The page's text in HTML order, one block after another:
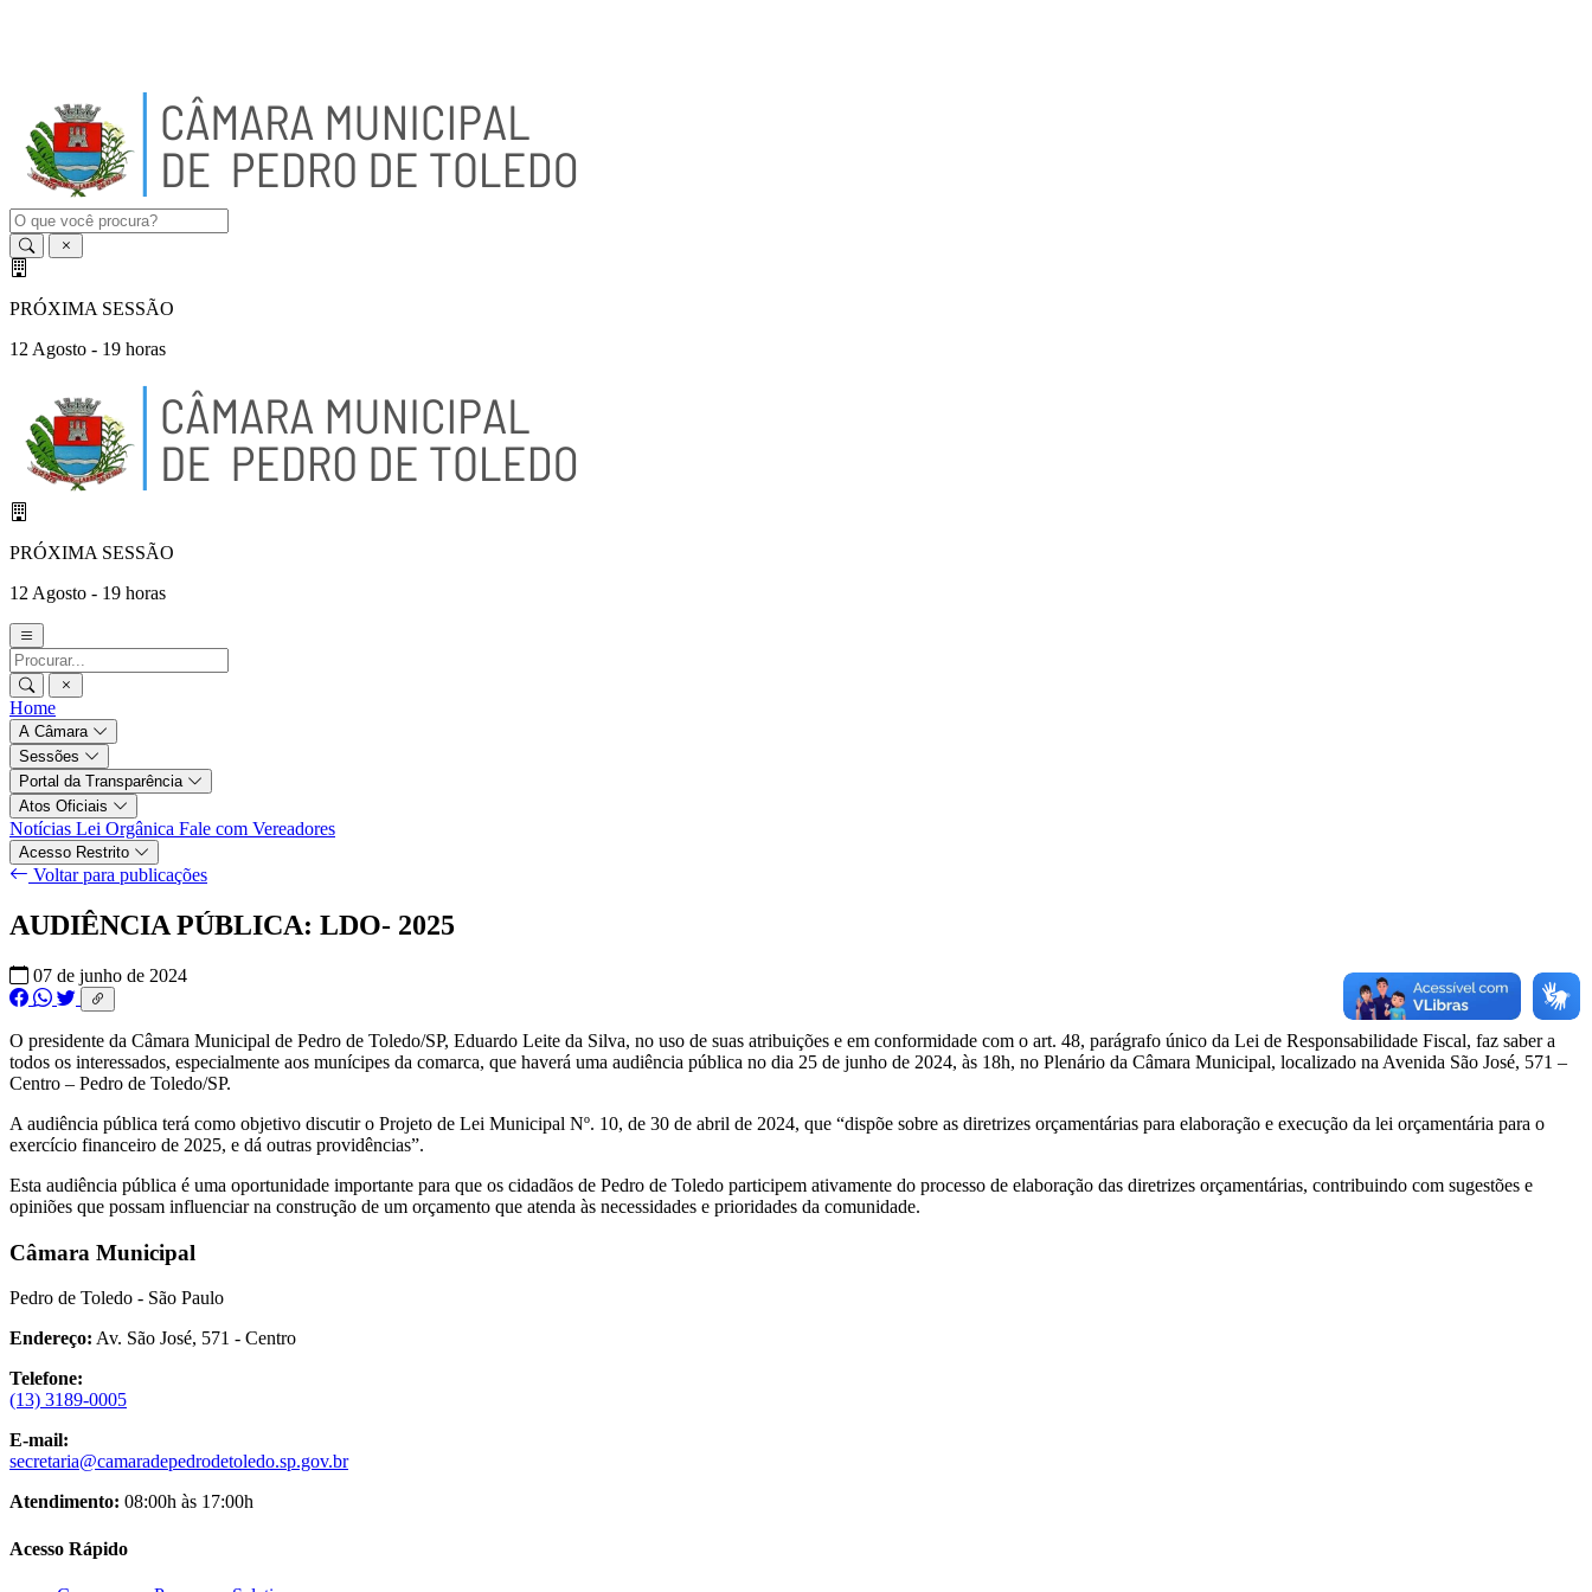
PRÓXIMA SESSÃO
12 Agosto - 19 horas
PRÓXIMA SESSÃO
12 Agosto - 19 horas
Home
A Câmara
Sessões
Portal da Transparência
Atos Oficiais
Notícias Lei Orgânica Fale com Vereadores
Acesso Restrito
Voltar para publicações
AUDIÊNCIA PÚBLICA: LDO- 2025
07 de junho de 2024
O presidente da Câmara Municipal de Pedro de Toledo/SP, Eduardo Leite da Silva, no uso de suas atribuições e em conformidade com o art. 48, parágrafo único da Lei de Responsabilidade Fiscal, faz saber a
todos os interessados, especialmente aos munícipes da comarca, que haverá uma audiência pública no dia 25 de junho de 2024, às 18h, no Plenário da Câmara Municipal, localizado na Avenida São José, 571 –
Centro – Pedro de Toledo/SP.
A audiência pública terá como objetivo discutir o Projeto de Lei Municipal Nº. 10, de 30 de abril de 2024, que “dispõe sobre as diretrizes orçamentárias para elaboração e execução da lei orçamentária para o
exercício financeiro de 2025, e dá outras providências”.
Esta audiência pública é uma oportunidade importante para que os cidadãos de Pedro de Toledo participem ativamente do processo de elaboração das diretrizes orçamentárias, contribuindo com sugestões e
opiniões que possam influenciar na construção de um orçamento que atenda às necessidades e prioridades da comunidade.
Câmara Municipal
Pedro de Toledo - São Paulo
Endereço: Av. São José, 571 - Centro
Telefone:
(13) 3189-0005
E-mail:
secretaria@camaradepedrodetoledo.sp.gov.br
Atendimento: 08:00h às 17:00h
Acesso Rápido